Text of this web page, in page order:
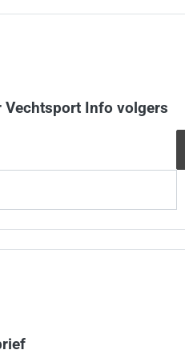
Vechtsport Info volgers